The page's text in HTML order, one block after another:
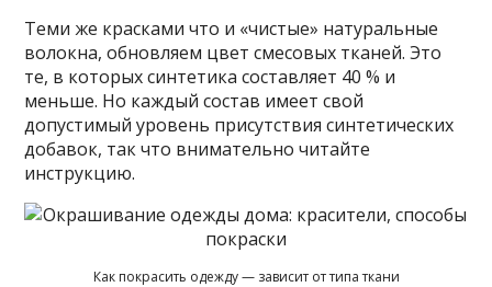
Теми же красками что и «чистые» натуральные
волокна, обновляем цвет смесовых тканей. Это
те, в которых синтетика составляет 40 % и
меньше. Но каждый состав имеет свой
допустимый уровень присутствия синтетических
добавок, так что внимательно читайте
инструкцию.
Как покрасить одежду — зависит от типа ткани